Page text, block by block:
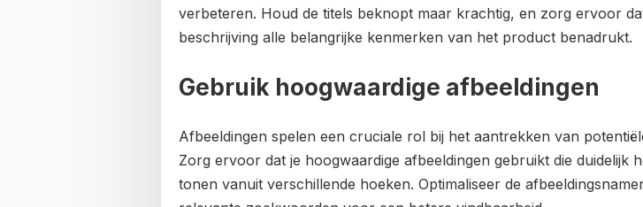
verbeteren. Houd de titels beknopt maar krachtig, en zorg ervoor
beschrijving alle belangrijke kenmerken van het product benadrukt.
Gebruik hoogwaardige afbeeldingen
Afbeeldingen spelen een cruciale rol bij het aantrekken van
Zorg ervoor dat je hoogwaardige afbeeldingen gebruikt die duidelijk
tonen vanuit verschillende hoeken. Optimaliseer de